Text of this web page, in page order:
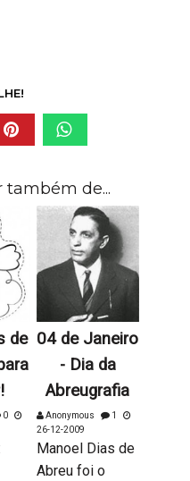
também de...
de
0
04 de Janeiro
- Dia da
Abreugrafia
Anonymous
1
26-12-2009
Manoel Dias de
Abreu foi o